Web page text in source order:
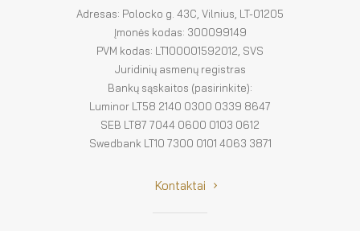
Adresas: Polocko g. 43C, Vilnius, LT-01205
Įmonės kodas: 300099149
PVM kodas: LT100001592012, SVS
Juridinių asmenų registras
Bankų sąskaitos (pasirinkite):
Luminor LT58 2140 0300 0339 8647
SEB LT87 7044 0600 0103 0612
Swedbank LT10 7300 0101 4063 3871
Kontaktai